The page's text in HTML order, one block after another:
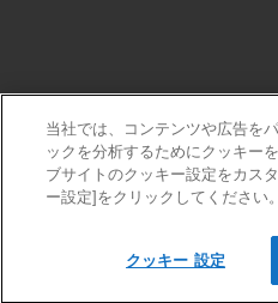
三菱電機
利用規程
個人情報保護方針
© MITSUBISHI ELECTRIC
当社では、コンテンツや広告を
ックを分析するためにクッキー
ブサイトのクッキー設定をカス
ー設定]をクリックしてください。
クッキー 設定